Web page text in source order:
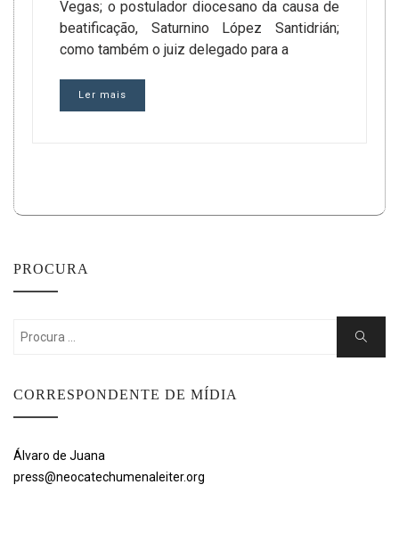
Vegas; o postulador diocesano da causa de
beatificação, Saturnino López Santidrián;
como também o juiz delegado para a
Ler mais
PROCURA
Search
Search
CORRESPONDENTE DE MÍDIA
Álvaro de Juana
press@neocatechumenaleiter.org